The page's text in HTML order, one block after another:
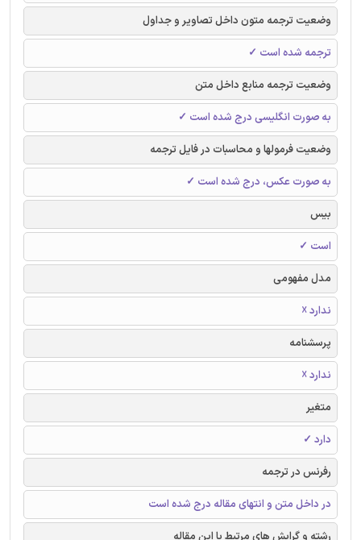
وضعیت ترجمه متون داخل تصاویر و جداول
ترجمه شده است ✓
وضعیت ترجمه منابع داخل متن
به صورت انگلیسی درج شده است ✓
وضعیت فرمولها و محاسبات در فایل ترجمه
به صورت عکس، درج شده است ✓
بیس
است ✓
مدل مفهومی
ندارد ☓
پرسشنامه
ندارد ☓
متغیر
دارد ✓
رفرنس در ترجمه
در داخل متن و انتهای مقاله درج شده است
رشته و گرایش های مرتبط با این مقاله